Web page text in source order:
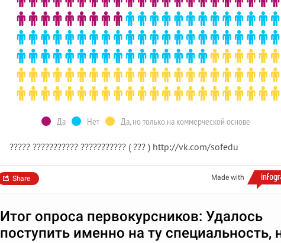
Да Нет Да, но только на коммерческой основе
????? ??????????? ??????????? ( ??? ) http://vk.com/sofedu
Made with
Share
Итог опроса первокурсников: Удалось
поступить именно на ту специальность,